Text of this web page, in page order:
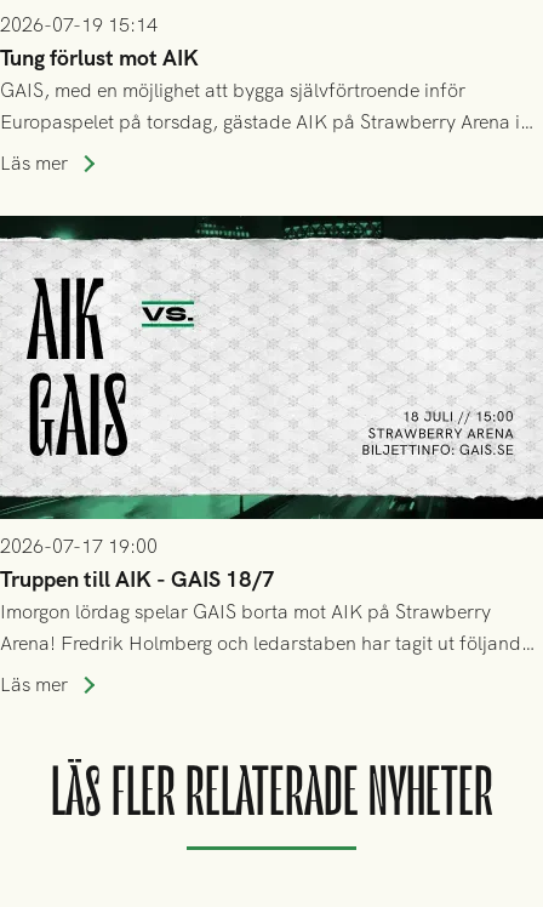
2026-07-19 15:14
Tung förlust mot AIK
GAIS, med en möjlighet att bygga självförtroende inför
Europaspelet på torsdag, gästade AIK på Strawberry Arena i
Stockholm . Men trots konstant hotande i första halvlek av
lyckades få in 2-0.
Läs mer
2026-07-17 19:00
Truppen till AIK - GAIS 18/7
Imorgon lördag spelar GAIS borta mot AIK på Strawberry
Arena! Fredrik Holmberg och ledarstaben har tagit ut följande
trupp till matchen:
Läs mer
LÄS FLER RELATERADE NYHETER